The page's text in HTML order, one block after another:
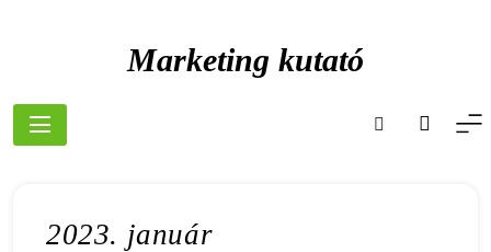
Marketing kutató
2023. január